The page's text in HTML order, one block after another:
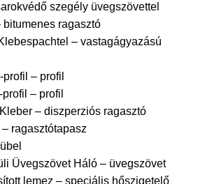
szegély üvegszövettel
ragasztó
– vastagágyazású
– profil
– profil
– diszperziós ragasztó
ragasztótapasz
Üvegszövet Háló – üvegszövet
lemez – speciális hőszigetelő